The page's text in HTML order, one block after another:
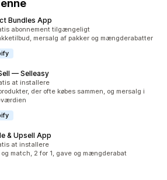
Bundles App
i altabonnement tilgængeligt
mersalg af pakker og mængderabatter
— Selleasy
i altat installere
der ofte købes sammen, og mersalg i
& Upsell App
i altat installere
match, 2 for 1, gave og mængderabat